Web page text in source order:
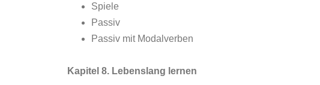
Spiele
Passiv
Passiv mit Modalverben
Kapitel 8. Lebenslang lernen